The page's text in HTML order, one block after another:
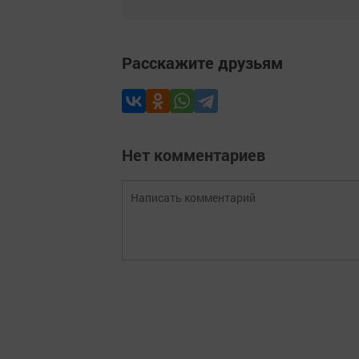
Расскажите друзьям
Нет комментариев